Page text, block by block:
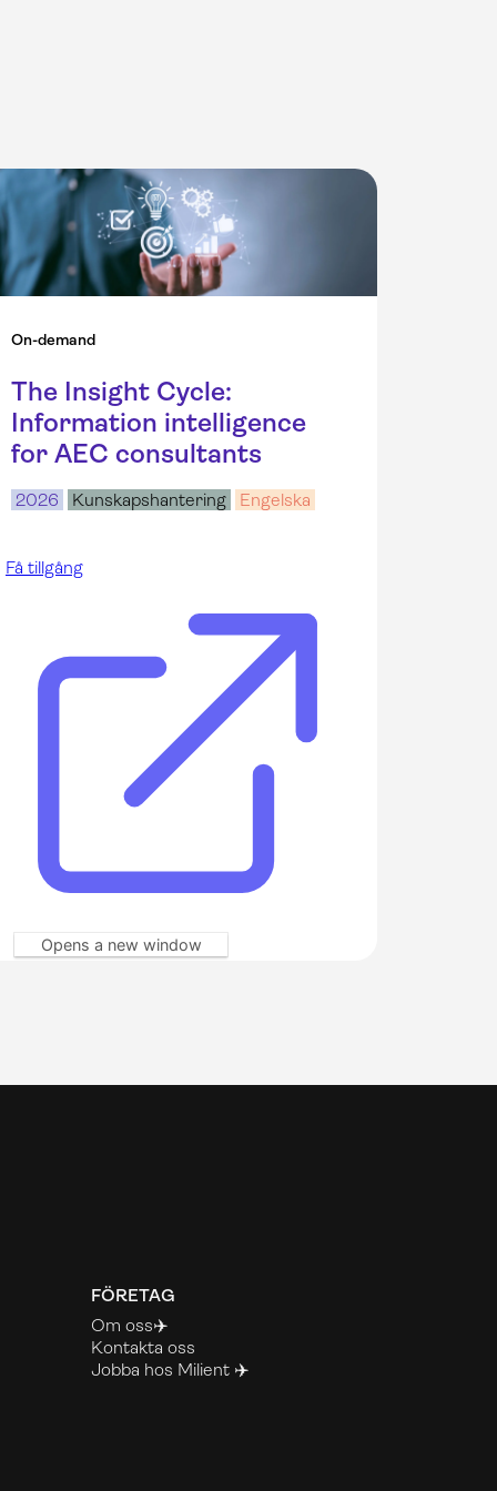
On-demand
The Insight Cycle:
Information intelligence
for AEC consultants
2026 Kunskapshantering Engelska
Få tillgång
Opens a new window
FÖRETAG
Om oss✈️
Kontakta oss
Jobba hos Milient ✈️